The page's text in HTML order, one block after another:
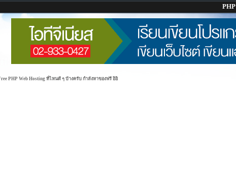
PHP
PHP Web Hosting ที่ไหนดี ๆ บ้างครับ กำลังหาของฟรี อิอิ